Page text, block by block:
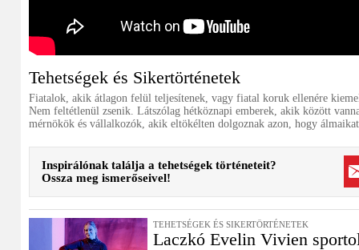
Tehetségek és Sikertörténetek
Fiatalok, akik átlagon felül teljesítenek, vagy fiatal koruk ellenére
Nem feltétlenül zsenik. Látszólag hétköznapi emberek, akik között
mérnökök és vállalkozók, akik eltökélten dolgoznak azon, hogy
Inspirálónak találja a tehetségek történeteit?
Ossza meg ismerőseivel!
TEHETSÉGEK ÉS SIKERTÖRTÉNETEK
Laczkó Evelin Vivien